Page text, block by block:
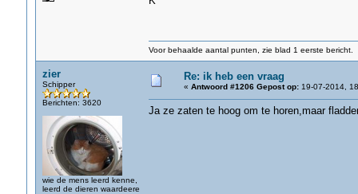
Voor behaalde aantal punten, zie blad 1 eerste bericht.
zier
Schipper
Berichten: 3620
wie de mens leerd kenne,
leerd de dieren waardeere
Re: ik heb een vraag
« Antwoord #1206 Gepost op:19-07-2014,
Ja ze zaten te hoog om te horen,maar